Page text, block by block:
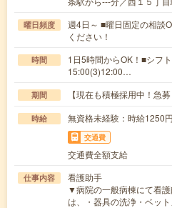
曜日頻度
週4日～ ■曜日固定の相談
ください！
時間
1日5時間からOK！■シフ
15:00(3)12:00…
期間 【現在も積極採用中！急
時給 無資格未経験：時給
交通費
交通費全額支給
仕事内容
看護助手
▼病院の一般病棟にて看
は、・器具の洗浄・ベッ